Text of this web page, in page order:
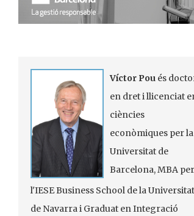
Víctor Poués doctor
en dret i llicenciat en
ciències
econòmiques per la
Universitat de
Barcelona,MBAper
IESEBusinessSchoolde la Universitat
de Navarra i Graduat en Integració